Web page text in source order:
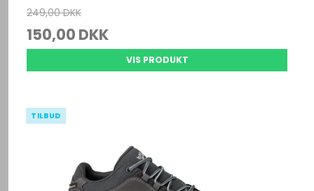
249,00 DKK
150,00 DKK
VIS PRODUKT
TILBUD